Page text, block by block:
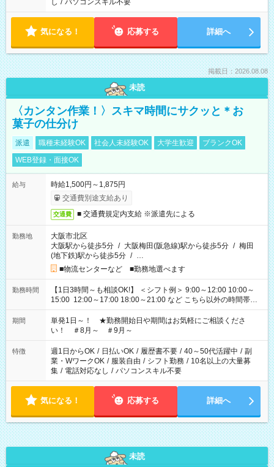
し / パソコンスキル不要
気になる！ 応募する 詳細へ
掲載日：2026.08.08
未読
〈カンタン作業！〉スキマ時間にサクッと＊お
菓子の仕分け
派遣 職種未経験OK 社会人未経験OK 大学生歓迎
ブランクOK
WEB登録・面接OK
給与
時給1,500円～1,875円
交通費別途支給あり
交通費 ■ 交通費規定内支給 ※派遣先による
勤務地
大阪市北区
大阪駅から徒歩5分 / 大阪梅田(阪急線)駅から徒歩5分 / 梅田
(地下鉄)駅から徒歩5分 / …
■物流センターなど ■勤務地選べます
勤務時間
【1日3時間～も相談OK!】 ＜シフト例＞ 9:00～12:00 10:00～
15:00 12:00～17:00 18:00～21:00 など こちら以外の時間帯も
お気軽にご相談ください！
期間
単発1日～！ ★勤務開始日や期間はお気軽にご相談くださ
い！ ＃8月～ ＃9月～
特徴 週1日からOK / 日払いOK / 履歴書不要 / 40～50代活躍中 / 副
業・WワークOK / 服装自由 / シフト勤務 / 10名以上の大量募
集 / 電話対応なし / パソコンスキル不要
気になる！ 応募する 詳細へ
未読